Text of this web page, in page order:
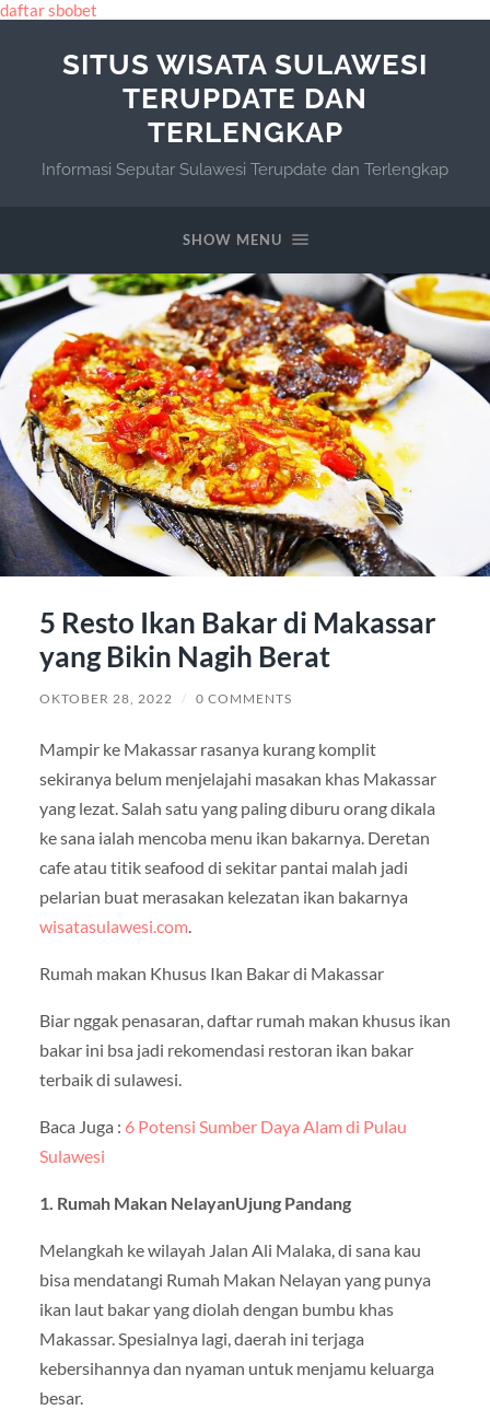
daftar sbobet
SITUS WISATA SULAWESI
TERUPDATE DAN
TERLENGKAP
Informasi Seputar Sulawesi Terupdate dan Terlengkap
SHOW MENU
5 Resto Ikan Bakar di Makassar
yang Bikin Nagih Berat
OKTOBER 28, 2022 / 0 COMMENTS
Mampir ke Makassar rasanya kurang komplit
sekiranya belum menjelajahi masakan khas Makassar
yang lezat. Salah satu yang paling diburu orang dikala
ke sana ialah mencoba menu ikan bakarnya. Deretan
cafe atau titik seafood di sekitar pantai malah jadi
pelarian buat merasakan kelezatan ikan bakarnya
wisatasulawesi.com
Rumah makan Khusus Ikan Bakar di Makassar
Biar nggak penasaran, daftar rumah makan khusus ikan
bakar ini bsa jadi rekomendasi restoran ikan bakar
terbaik di sulawesi.
Baca Juga : 6 Potensi Sumber Daya Alam di Pulau
Sulawesi
1. Rumah Makan NelayanUjung Pandang
Melangkah ke wilayah Jalan Ali Malaka, di sana kau
bisa mendatangi Rumah Makan Nelayan yang punya
ikan laut bakar yang diolah dengan bumbu khas
Makassar. Spesialnya lagi, daerah ini terjaga
kebersihannya dan nyaman untuk menjamu keluarga
besar.